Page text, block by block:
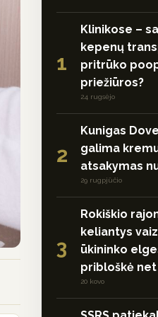
1
Klinikose –
kepenų
pritrūko
priežiūros?
24 rugsėjo
2
Kunigas
galima
atsakymas
29 rugpjūčio
3
Rokiškio
keliantys
ūkininko
pribloškė
20 kovo